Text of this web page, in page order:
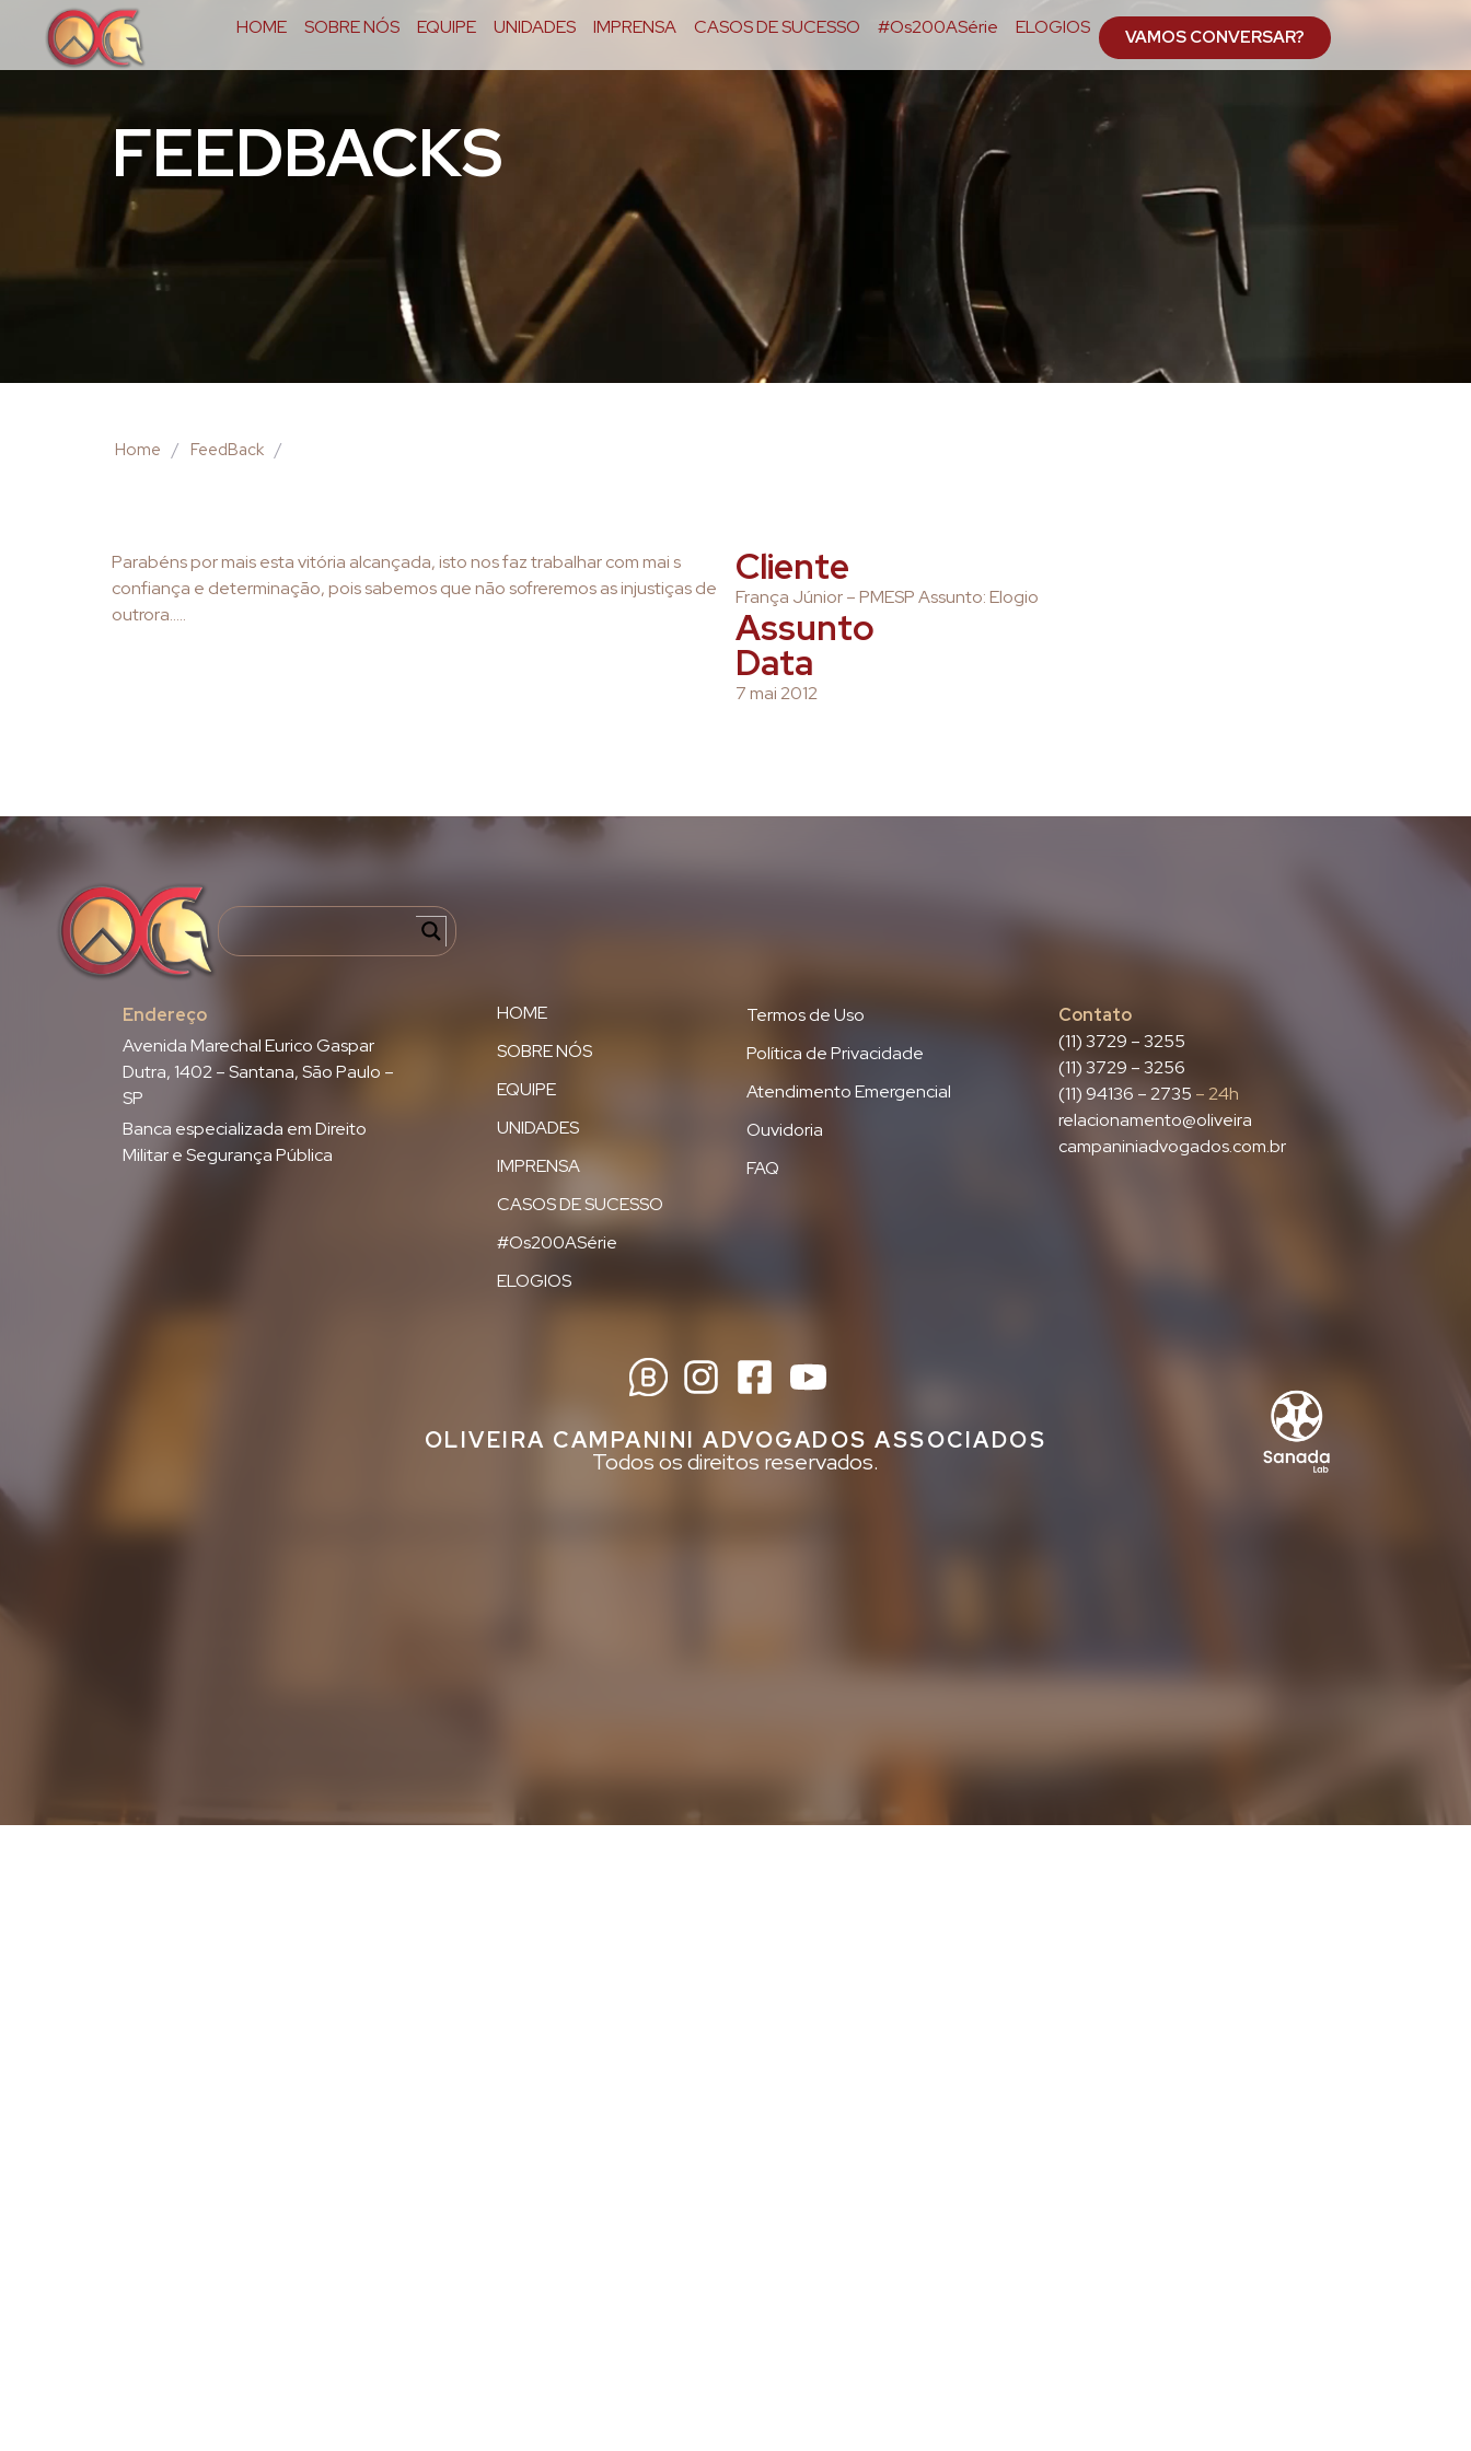
HOME SOBRE NÓS EQUIPE UNIDADES IMPRENSA CASOS DE SUCESSO #Os200ASérie ELOGIOS VAMOS CONVERSAR?
FEEDBACKS
Home / FeedBack /
Parabéns por mais esta vitória alcançada, isto nos faz trabalhar com mai s
confiança e determinação, pois sabemos que não sofreremos as injustiças de
outrora…..
Cliente
França Júnior – PMESP Assunto: Elogio
Assunto
Data
7 mai 2012
Endereço
Avenida Marechal Eurico Gaspar
Dutra, 1402 – Santana, São Paulo –
SP
Banca especializada em Direito
Militar e Segurança Pública
HOME
SOBRE NÓS
EQUIPE
UNIDADES
IMPRENSA
CASOS DE SUCESSO
#Os200ASérie
ELOGIOS
Termos de Uso
Política de Privacidade
Atendimento Emergencial
Ouvidoria
FAQ
Contato
(11) 3729 – 3255
(11) 3729 – 3256
(11) 94136 – 2735 – 24h
relacionamento@oliveira
campaniniadvogados.com.br
OLIVEIRA CAMPANINI ADVOGADOS ASSOCIADOS
Todos os direitos reservados.